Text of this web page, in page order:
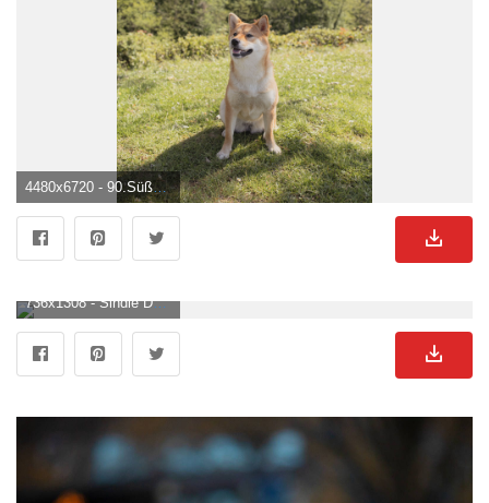
4480x6720 - 90.Süßer Hund Bilder Und Fotos · Kostenlos Downloaden · Stock Fotos. Süße Hunde Bild.
736x1308 - Sindie Darius on Everything. Dog wallpaper, Animal wallpaper, Cute dog wallpaper. Süße Hunde Hintergrundbild.